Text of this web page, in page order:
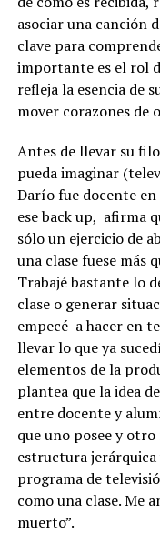
asociar una canción
clave para
importante es el rol
refleja la esencia de
mover corazones de
Antes de llevar su
pueda imaginar
Darío fue docente en
ese back up, afirma
sólo un ejercicio de
una clase fuese más
Trabajé bastante lo
clase o generar
empecé a hacer en
llevar lo que ya
elementos de la
plantea que la idea
entre docente y
que uno posee y otro
estructura jerárquica
programa de
como una clase. Me
muerto”.